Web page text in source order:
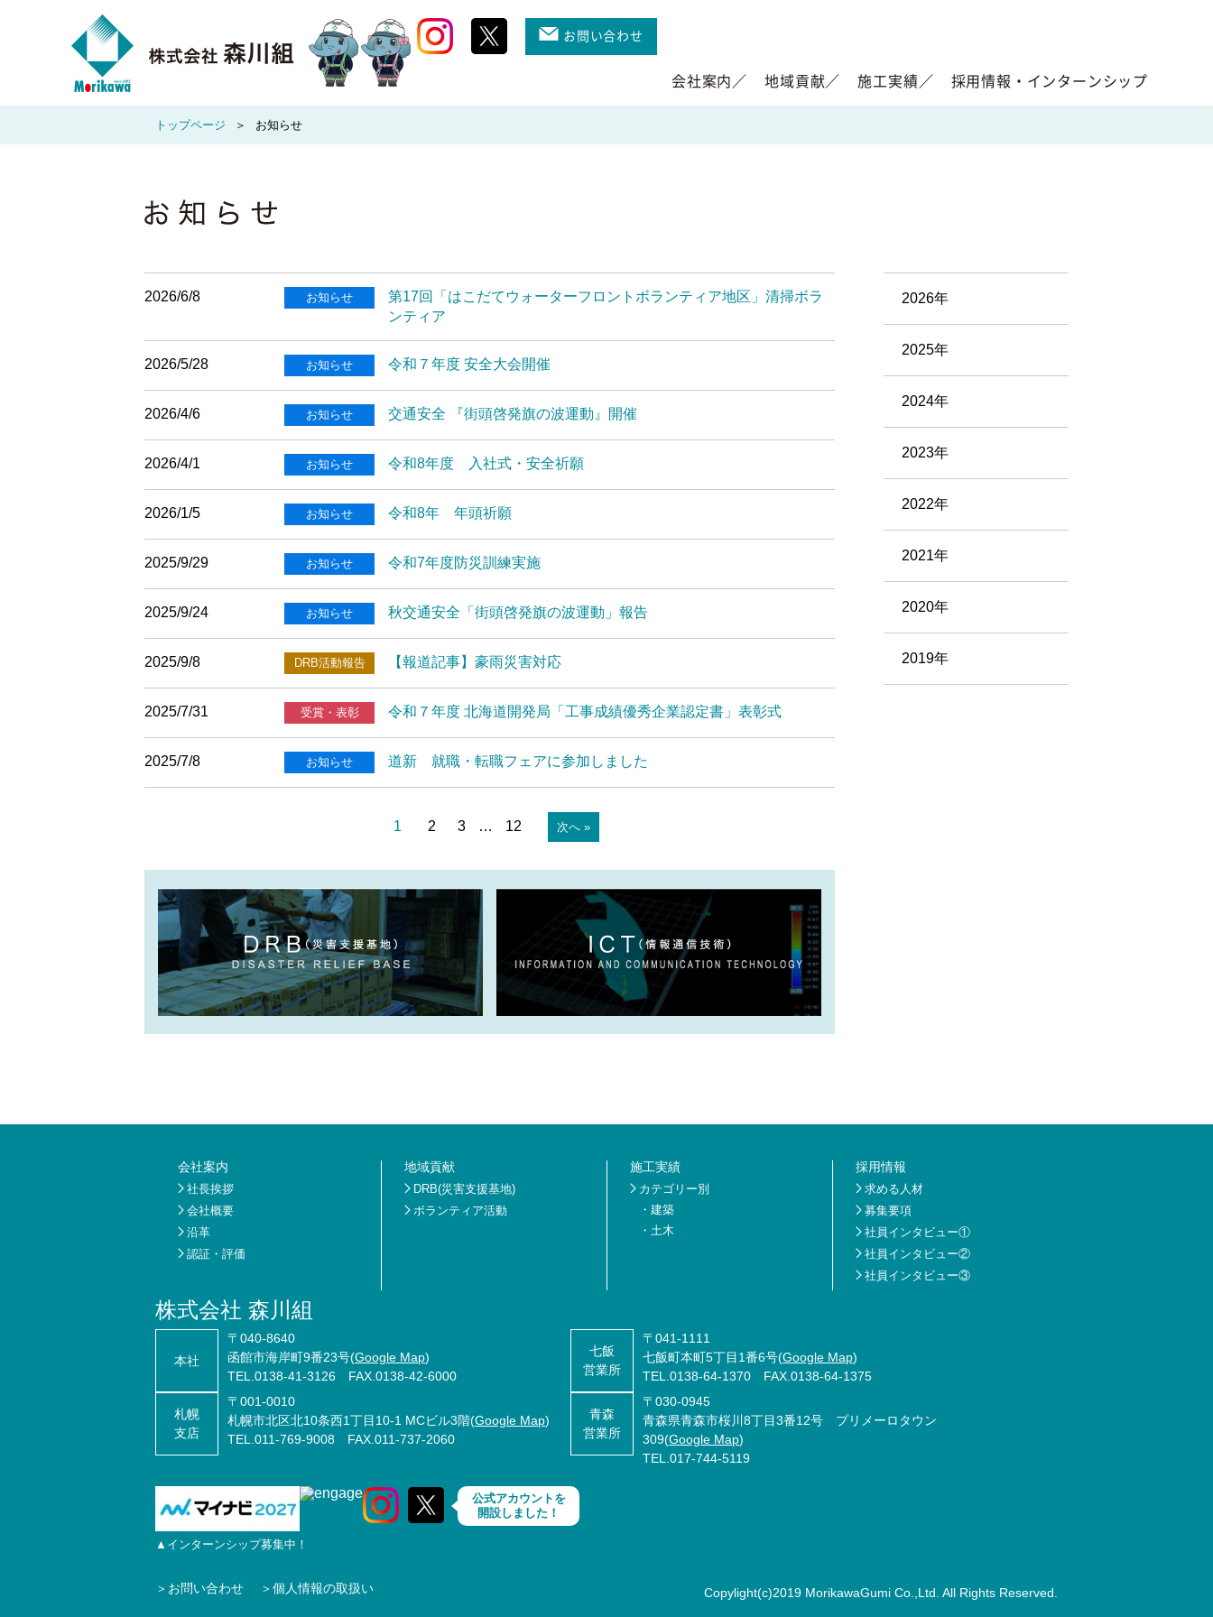
お問い合わせ
会社案内 地域貢献 施工実績 採用情報・インターンシップ
トップページ お知らせ
2026/6/8 お知らせ
第17回「はこだてウォーターフロントボランティア地区」清掃ボラ
ンティア
2026/5/28 お知らせ 令和７年度 安全大会開催
2026/4/6 お知らせ 交通安全 『街頭啓発旗の波運動』開催
2026/4/1 お知らせ 令和8年度 入社式・安全祈願
2026/1/5 お知らせ 令和8年 年頭祈願
2025/9/29 お知らせ 令和7年度防災訓練実施
2025/9/24 お知らせ 秋交通安全「街頭啓発旗の波運動」報告
2025/9/8 DRB活動報告 【報道記事】豪雨災害対応
2025/7/31 受賞・表彰 令和７年度 北海道開発局「工事成績優秀企業認定書」表彰式
2025/7/8 お知らせ 道新 就職・転職フェアに参加しました
1 2 3 … 12 次へ »
2026年
2025年
2024年
2023年
2022年
2021年
2020年
2019年
会社案内
社長挨拶
会社概要
沿革
認証・評価
地域貢献
DRB(災害支援基地)
ボランティア活動
施工実績
カテゴリー別
・ 建築
・ 土木
採用情報
求める人材
募集要項
社員インタビュー①
社員インタビュー②
社員インタビュー③
株式会社 森川組
本社
〒040-8640
函館市海岸町9番23号(Google Map)
TEL. 0138-41-3126 FAX.0138-42-6000
札幌
支店
〒001-0010
札幌市北区北10条西1丁目10-1 MCビル3階(Google Map)
TEL. 011-769-9008 FAX.011-737-2060
七飯
営業所
〒041-1111
七飯町本町5丁目1番6号(Google Map)
TEL. 0138-64-1370 FAX.0138-64-1375
青森
営業所
〒030-0945
青森県青森市桜川8丁目3番12号 プリメーロタウン
309(Google Map)
TEL. 017-744-5119
▲インターンシップ募集中！
公式アカウントを
開設しました！
お問い合わせ 個人情報の取扱い Copylight(c)2019 MorikawaGumi Co.,Ltd. All Rights Reserved.